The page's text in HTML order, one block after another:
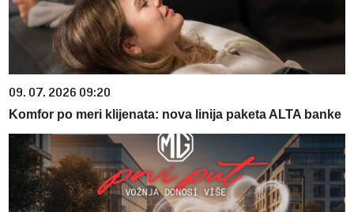
09. 07. 2026 09:20
Komfor po meri klijenata: nova linija paketa ALTA banke